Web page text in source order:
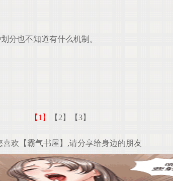
分也不知道有什么机制。
【1】 【2】 【3】
喜欢【霸气书屋】,请分享给身边的朋友